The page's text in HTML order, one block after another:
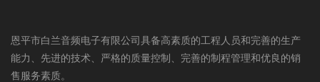
恩平市白兰音频电子有限公司具备高素质的工程人员和完善的生产
能力、先进的技术、严格的质量控制、完善的制程管理和优良的销
售服务素质。